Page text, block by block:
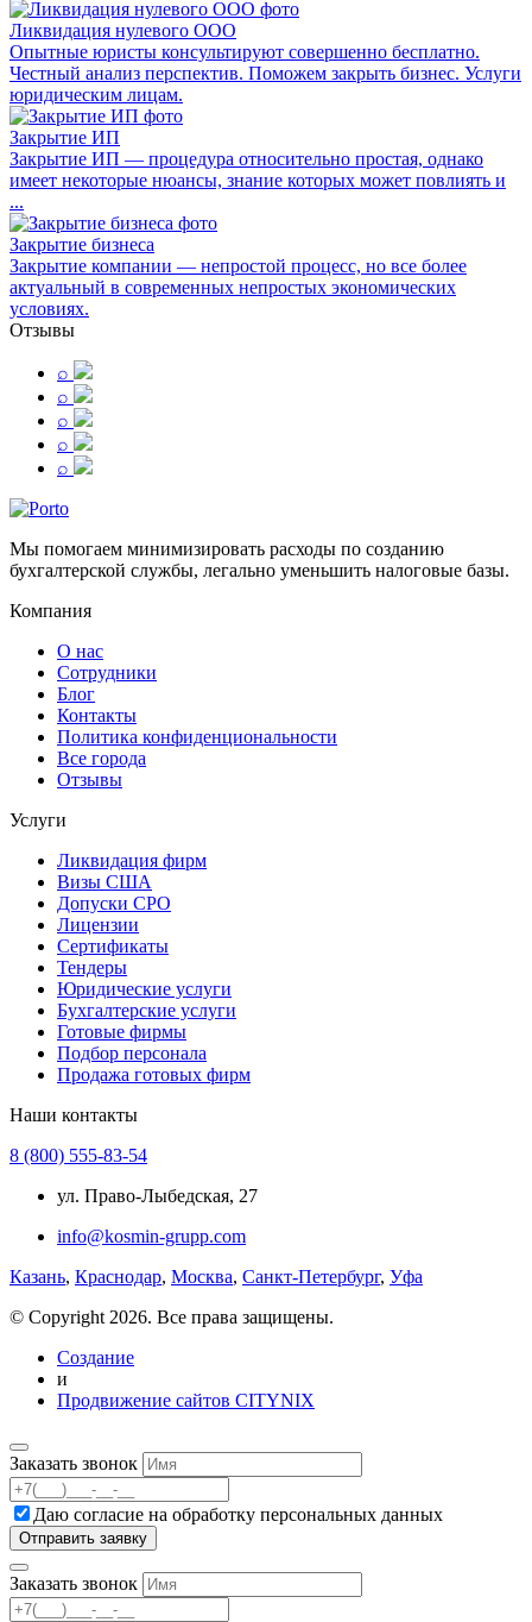
Ликвидация нулевого ООО
Опытные юристы консультируют совершенно бесплатно.
Честный анализ перспектив. Поможем закрыть бизнес. Услуги
юридическим лицам.
Закрытие ИП
Закрытие ИП — процедура относительно простая, однако
имеет некоторые нюансы, знание которых может повлиять и
...
Закрытие бизнеса
Закрытие компании — непростой процесс, но все более
актуальный в современных непростых экономических
условиях.
Отзывы
⌕
⌕
⌕
⌕
⌕
Мы помогаем минимизировать расходы по созданию
бухгалтерской службы, легально уменьшить налоговые базы.
Компания
О нас
Сотрудники
Блог
Контакты
Политика конфиденциональности
Все города
Отзывы
Услуги
Ликвидация фирм
Визы США
Допуски СРО
Лицензии
Сертификаты
Тендеры
Юридические услуги
Бухгалтерские услуги
Готовые фирмы
Подбор персонала
Продажа готовых фирм
Наши контакты
8 (800) 555-83-54
ул. Право-Лыбедская, 27
info@kosmin-grupp.com
Казань, Краснодар, Москва, Санкт-Петербург, Уфа
© Copyright 2026. Все права защищены.
Создание
и
Продвижение сайтов CITYNIX
Заказать звонок
Даю согласие на обработку персональных данных
Заказать звонок